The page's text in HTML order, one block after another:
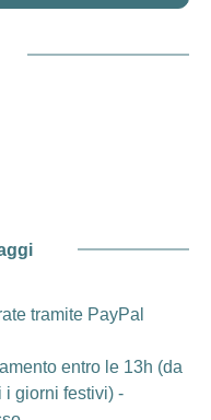
tramite PayPal
entro le 13h (da
i giorni festivi) -